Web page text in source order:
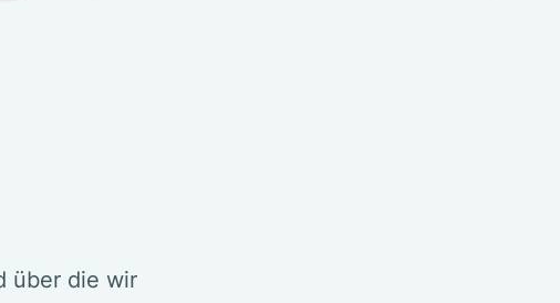
über die wir